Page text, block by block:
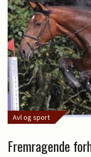
Avl og sport
Fremragende